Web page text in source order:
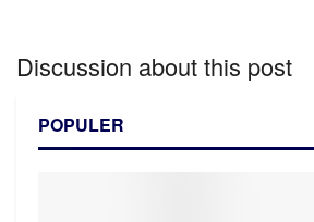
Discussion about this post
POPULER